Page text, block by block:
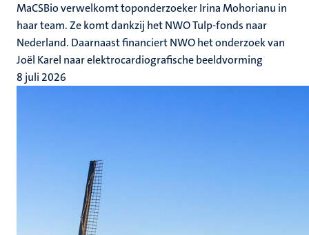
MaCSBio verwelkomt toponderzoeker Irina Mohorianu in
haar team. Ze komt dankzij het NWO Tulp-fonds naar
Nederland. Daarnaast financiert NWO het onderzoek van
Joël Karel naar elektrocardiografische beeldvorming
8 juli 2026